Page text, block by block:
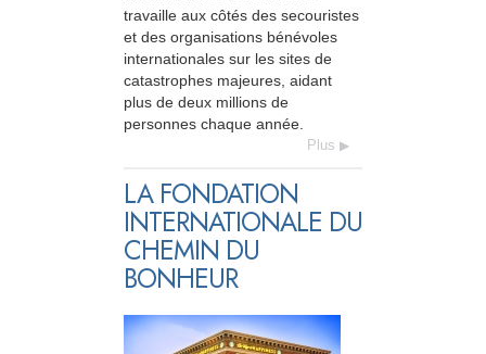
travaille aux côtés des secouristes
et des organisations bénévoles
internationales sur les sites de
catastrophes majeures, aidant
plus de deux millions de
personnes chaque année.
Plus
LA FONDATION
INTERNATIONALE DU
CHEMIN DU
BONHEUR